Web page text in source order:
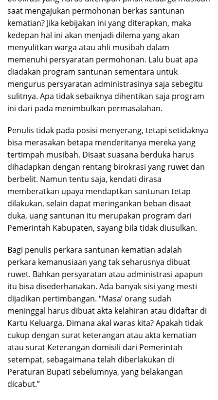
saat mengajukan permohonan berkas santunan
kematian? Jika kebijakan ini yang diterapkan, maka
kedepan hal ini akan menjadi dilema yang akan
menyulitkan warga atau ahli musibah dalam
memenuhi persyaratan permohonan. Lalu buat apa
diadakan program santunan sementara untuk
mengurus persyaratan administrasinya saja sebegitu
sulitnya. Apa tidak sebaiknya dihentikan saja program
ini dari pada menimbulkan permasalahan.
Penulis tidak pada posisi menyerang, tetapi setidaknya
bisa merasakan betapa menderitanya mereka yang
tertimpah musibah. Disaat suasana berduka harus
dihadapkan dengan rentang birokrasi yang ruwet dan
berbelit. Namun tentu saja, kendati dirasa
memberatkan upaya mendaptkan santunan tetap
dilakukan, selain dapat meringankan beban disaat
duka, uang santunan itu merupakan program dari
Pemerintah Kabupaten, sayang bila tidak diusulkan.
Bagi penulis perkara santunan kematian adalah
perkara kemanusiaan yang tak seharusnya dibuat
ruwet. Bahkan persyaratan atau administrasi apapun
itu bisa disederhanakan. Ada banyak sisi yang mesti
dijadikan pertimbangan. “Masa’ orang sudah
meninggal harus dibuat akta kelahiran atau didaftar di
Kartu Keluarga. Dimana akal waras kita? Apakah tidak
cukup dengan surat keterangan atau akta kematian
atau surat Keterangan domisili dari Pemerintah
setempat, sebagaimana telah diberlakukan di
Peraturan Bupati sebelumnya, yang belakangan
dicabut.”